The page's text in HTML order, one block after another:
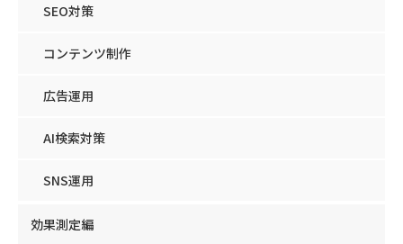
SEO対策
コンテンツ制作
広告運用
AI検索対策
SNS運用
効果測定編